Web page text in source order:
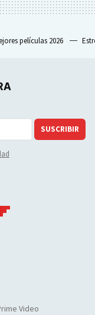
películas 2026
SUSCRIBIR
Video